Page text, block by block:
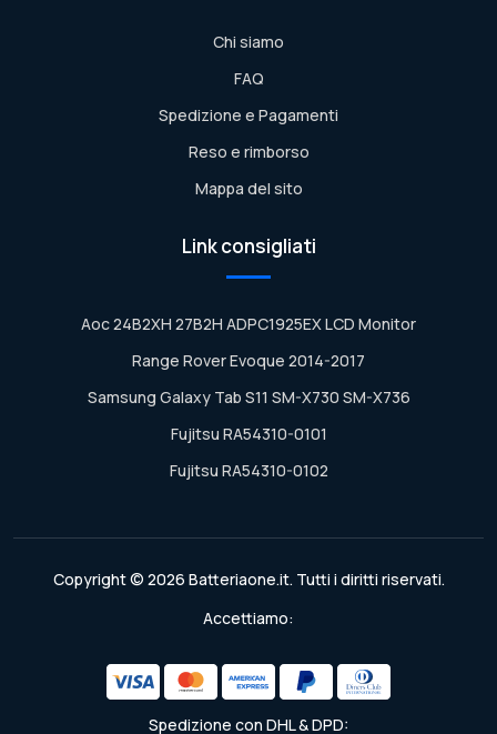
Chi siamo
FAQ
Spedizione e Pagamenti
Reso e rimborso
Mappa del sito
Link consigliati
Aoc 24B2XH 27B2H ADPC1925EX LCD Monitor
Range Rover Evoque 2014-2017
Samsung Galaxy Tab S11 SM-X730 SM-X736
Fujitsu RA54310-0101
Fujitsu RA54310-0102
Copyright © 2026 Batteriaone.it. Tutti i diritti riservati.
Accettiamo:
Spedizione con DHL & DPD: